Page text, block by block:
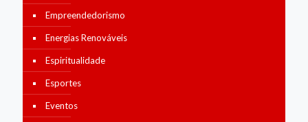
Empreendedorismo
Energias Renováveis
Espiritualidade
Esportes
Eventos